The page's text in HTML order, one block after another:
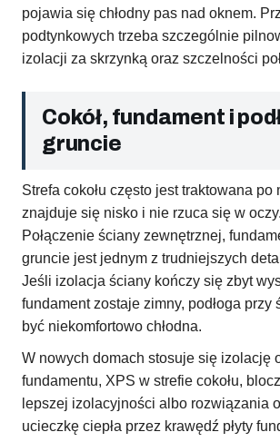
pojawia się chłodny pas nad oknem.
podtynkowych trzeba szczególnie
izolacji za skrzynką oraz szczelności
Cokół, fundament i
gruncie
Strefa cokołu często jest traktowana po
znajduje się nisko i nie rzuca się w oczy.
Połączenie ściany zewnętrznej,
gruncie jest jednym z trudniejszych
Jeśli izolacja ściany kończy się zbyt
fundament zostaje zimny, podłoga przy
być niekomfortowo chłodna.
W nowych domach stosuje się izolację
fundamentu, XPS w strefie cokołu,
lepszej izolacyjności albo rozwiązania
ucieczkę ciepła przez krawędź płyty